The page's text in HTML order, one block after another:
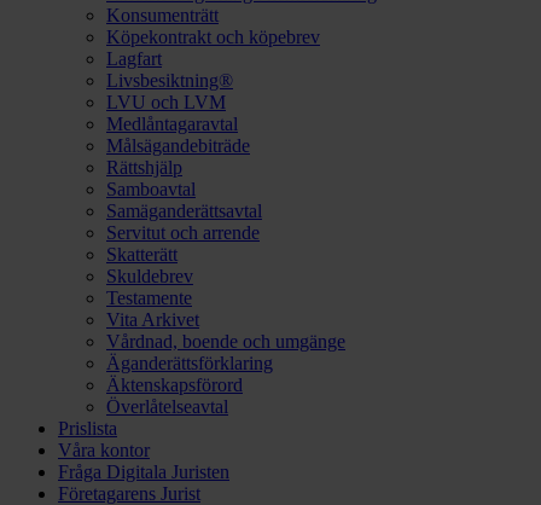
Konsumenträtt
Köpekontrakt och köpebrev
Lagfart
Livsbesiktning®
LVU och LVM
Medlåntagaravtal
Målsägandebiträde
Rättshjälp
Samboavtal
Samäganderättsavtal
Servitut och arrende
Skatterätt
Skuldebrev
Testamente
Vita Arkivet
Vårdnad, boende och umgänge
Äganderättsförklaring
Äktenskapsförord
Överlåtelseavtal
Prislista
Våra kontor
Fråga Digitala Juristen
Företagarens Jurist